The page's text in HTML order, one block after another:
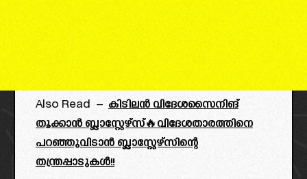
Also Read – കിടിലൻ വിദേശസൈനിങ്
തൂക്കാൻ ബ്ലാസ്റ്റേഴ്‌സ്🔥വിദേശതാരത്തിനെ
പറഞ്ഞുവിടാൻ ബ്ലാസ്റ്റേഴ്‌സിന്റെ
തന്ത്രപ്പാടുകൾ!!